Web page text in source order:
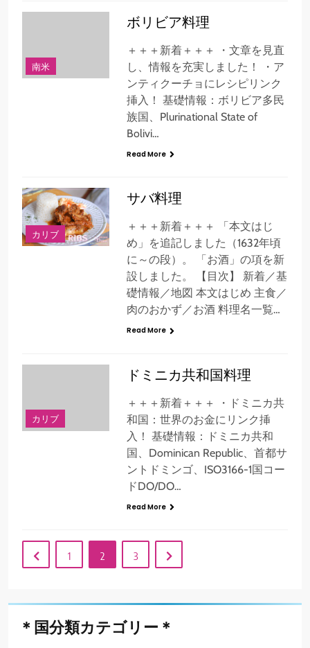
南米
ボリビア料理
＋＋＋新着＋＋＋ ・文章を見直
し、情報を充実しました！ ・ア
ンティクーチョにレシピリンク
挿入！ 基礎情報：ボリビア多民
族国、Plurinational State of
Bolivi…
Read More
カリブ
サバ料理
＋＋＋新着＋＋＋ 「本文はじ
め」を追記しました（1632年頃
に～の段）。 「お酒」の項を新
設しました。 【目次】 新着／基
礎情報／地図 本文はじめ 主食／
肉のおかず／お酒 料理名一覧…
Read More
カリブ
ドミニカ共和国料理
＋＋＋新着＋＋＋ ・ドミニカ共
和国：世界のお金にリンク挿
入！ 基礎情報：ドミニカ共和
国、Dominican Republic、首都サ
ントドミンゴ、ISO3166-1国コー
ドDO/DO…
Read More
1 2 3
＊国分類カテゴリー＊